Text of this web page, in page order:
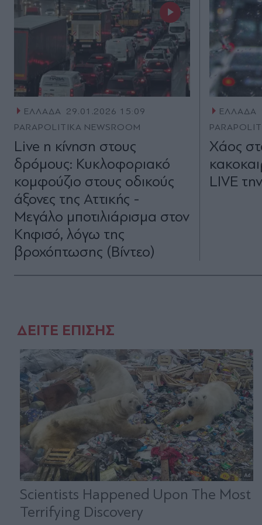
ΕΛΛΑΔΑ 29.01.2026 15:09
PARAPOLITIKA NEWSROOM
Live η κίνηση στους
δρόμους: Κυκλοφοριακό
κομφούζιο στους οδικούς
άξονες της Αττικής -
Μεγάλο μποτιλιάρισμα στον
Κηφισό, λόγω της
βροχόπτωσης (Βίντεο)
ΕΛΛΑΔΑ
Χάος
LIVE